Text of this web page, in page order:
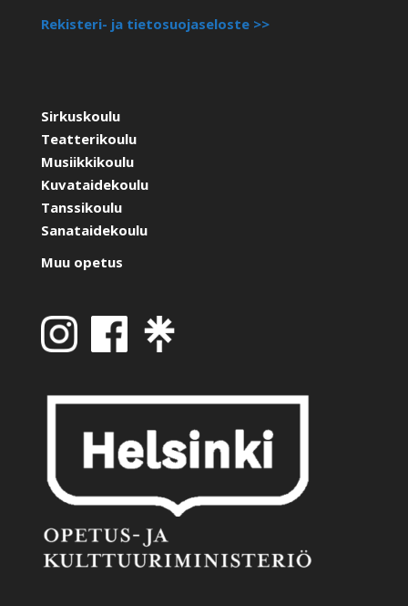
Rekisteri- ja tietosuojaseloste >>
Sirkuskoulu
Teatterikoulu
Musiikkikoulu
Kuvataidekoulu
Tanssikoulu
Sanataidekoulu
Muu opetus